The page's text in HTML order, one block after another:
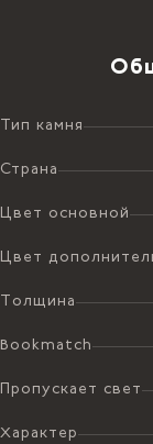
Тип камня
Страна
Цвет основной
Цвет
Толщина
Bookmatch
Пропускает свет
Характер